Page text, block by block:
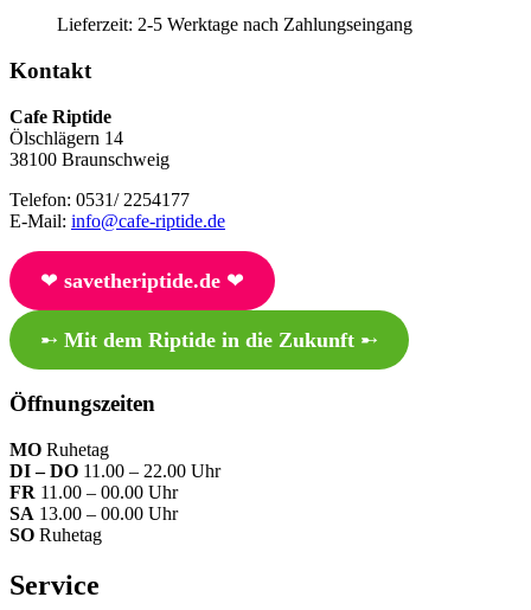
Lieferzeit: 2-5 Werktage nach Zahlungseingang
Kontakt
Cafe Riptide
Ölschlägern 14
38100 Braunschweig
Telefon: 0531/ 2254177
E-Mail: info@cafe-riptide.de
❤︎ savetheriptide.de❤︎
➸ Mit dem Riptide in die Zukunft➸
Öffnungszeiten
MO Ruhetag
DI – DO 11.00 – 22.00 Uhr
FR 11.00 – 00.00 Uhr
SA 13.00 – 00.00 Uhr
SO Ruhetag
Service